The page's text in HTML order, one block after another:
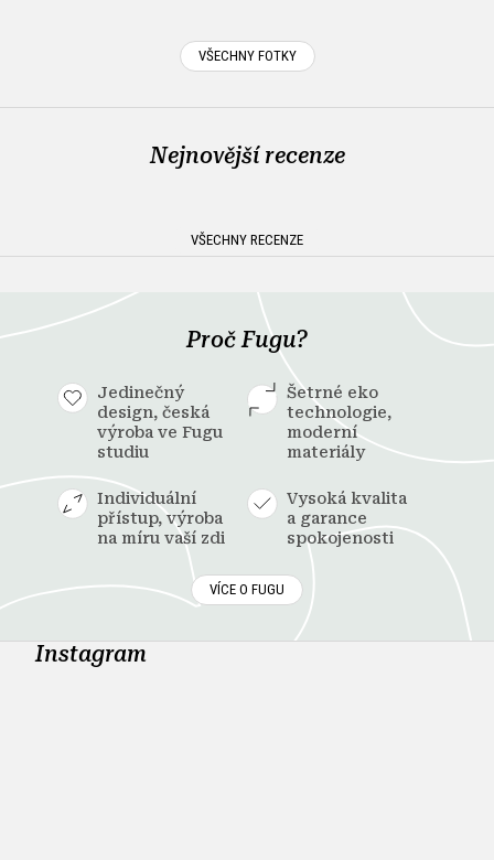
VŠECHNY FOTKY
Nejnovější recenze
VŠECHNY RECENZE
Proč Fugu?
Jedinečný
design, česká
výroba ve Fugu
studiu
Šetrné eko
technologie,
moderní
materiály
Individuální
přístup, výroba
na míru vaší zdi
Vysoká kvalita
a garance
spokojenosti
VÍCE O FUGU
Instagram